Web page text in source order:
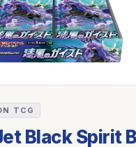
TCG
Black Spirit